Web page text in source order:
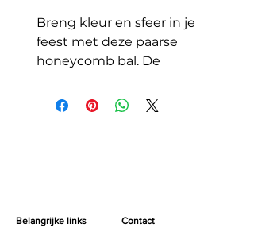
Breng kleur en sfeer in je
feest met deze paarse
honeycomb bal. De
te vouwen en op te hangen
kleuren honeycombs voor
Belangrijke links Contact